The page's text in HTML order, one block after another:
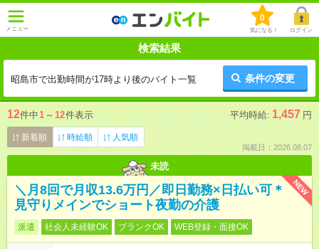
メニュー
0
気になる！ ログイン
検索結果
昭島市で出勤時間が17時より後のバイト一覧 条件の変更
12件中1 ～ 12件表示 平均時給: 1,457 円
新着順 時給順 人気順
掲載日：2026.08.07
未読
NEW
＼月8回で月収13.6万円／即日勤務×日払い可＊
見守りメインでショート夜勤の介護
派遣 社会人未経験OK ブランクOK WEB登録・面接OK